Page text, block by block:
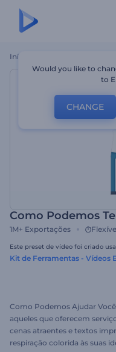
Início
Como Podemos
1M+ Exportações
Este preset de vídeo foi criado
Kit de Ferramentas - Vídeos
Como Podemos Ajudar
aqueles que oferecem
cenas atraentes e textos
respiração colorida às suas
Would you like to
to
CHANGE